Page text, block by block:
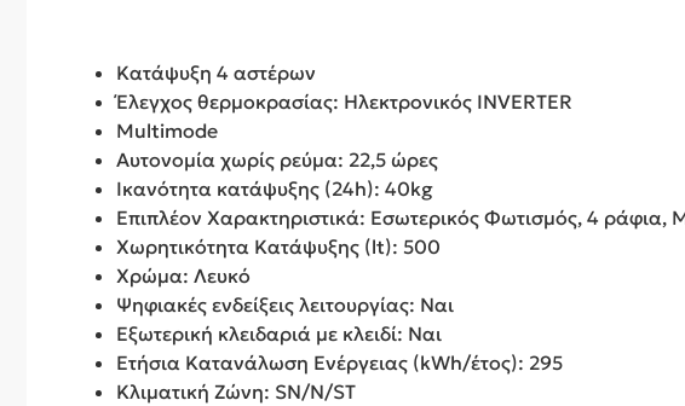
Κατάψυξη 4 αστέρων
Έλεγχος θερμοκρασίας: Ηλεκτρονικός INVERTER
Multimode
Αυτονομία χωρίς ρεύμα: 22,5 ώρες
Ικανότητα κατάψυξης (24h): 40kg
Επιπλέον Χαρακτηριστικά: Εσωτερικός Φωτισμός, 4
Χωρητικότητα Κατάψυξης (lt): 500
Χρώμα: Λευκό
Ψηφιακές ενδείξεις λειτουργίας: Ναι
Εξωτερική κλειδαριά με κλειδί: Ναι
Ετήσια Κατανάλωση Ενέργειας (kWh/έτος): 295
Κλιματική Ζώνη: SN/N/ST